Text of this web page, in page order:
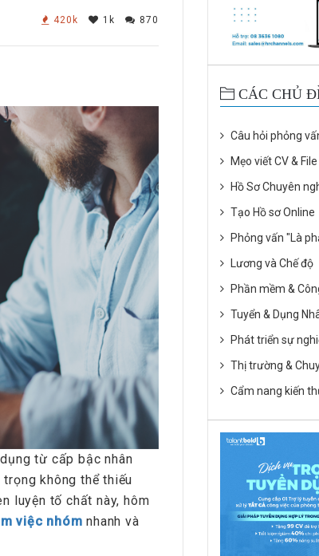
420k 1k 870
từ cấp bậc nhân
không thể thiếu
luyện tố chất này, hôm
việc nhóm nhanh và
CÁC CHỦ
Câu hỏi phỏng
Mẹo viết CV &
Hồ Sơ Chuyên
Tạo Hồ sơ Online
Phỏng vấn "Là
Lương và Chế độ
Phần mềm &
Tuyển & Dụng
Phát triển sự
Thị trường &
Cẩm nang kiến